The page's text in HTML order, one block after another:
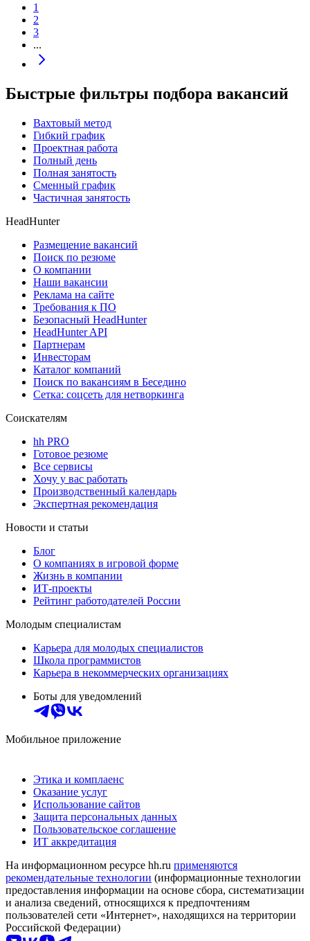
1
2
3
...
Быстрые фильтры подбора вакансий
Вахтовый метод
Гибкий график
Проектная работа
Полный день
Полная занятость
Сменный график
Частичная занятость
HeadHunter
Размещение вакансий
Поиск по резюме
О компании
Наши вакансии
Реклама на сайте
Требования к ПО
Безопасный HeadHunter
HeadHunter API
Партнерам
Инвесторам
Каталог компаний
Поиск по вакансиям в Беседино
Сетка: соцсеть для нетворкинга
Соискателям
hh PRO
Готовое резюме
Все сервисы
Хочу у вас работать
Производственный календарь
Экспертная рекомендация
Новости и статьи
Блог
О компаниях в игровой форме
Жизнь в компании
ИТ-проекты
Рейтинг работодателей России
Молодым специалистам
Карьера для молодых специалистов
Школа программистов
Карьера в некоммерческих организациях
Боты для уведомлений
Мобильное приложение
Этика и комплаенс
Оказание услуг
Использование сайтов
Защита персональных данных
Пользовательское соглашение
ИТ аккредитация
На информационном ресурсе hh.ru применяются
рекомендательные технологии (информационные технологии
предоставления информации на основе сбора, систематизации
и анализа сведений, относящихся к предпочтениям
пользователей сети «Интернет», находящихся на территории
Российской Федерации)